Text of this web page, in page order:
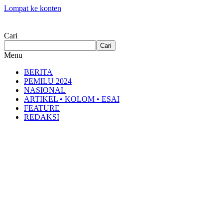
Lompat ke konten
Cari
Cari
Menu
BERITA
PEMILU 2024
NASIONAL
ARTIKEL • KOLOM • ESAI
FEATURE
REDAKSI